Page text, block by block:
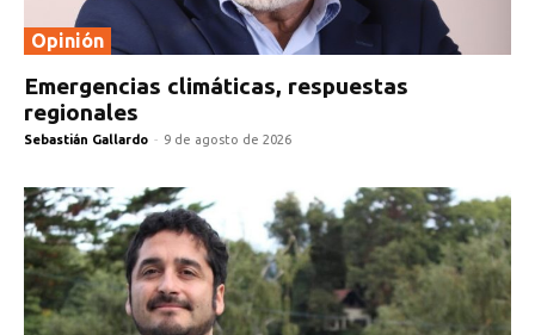
Opinión
Emergencias climáticas, respuestas
regionales
Sebastián Gallardo - 9 de agosto de 2026